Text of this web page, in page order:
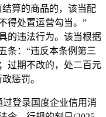
算的商品的，该当配
得处置运营勾当。”
的违法行为。该当根据
条：“违反本条例第三
过期不改的，处二百元
惩罚。
登录国度企业信用消